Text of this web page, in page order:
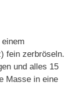
fein zerbröseln.
und alles 15
Masse in eine